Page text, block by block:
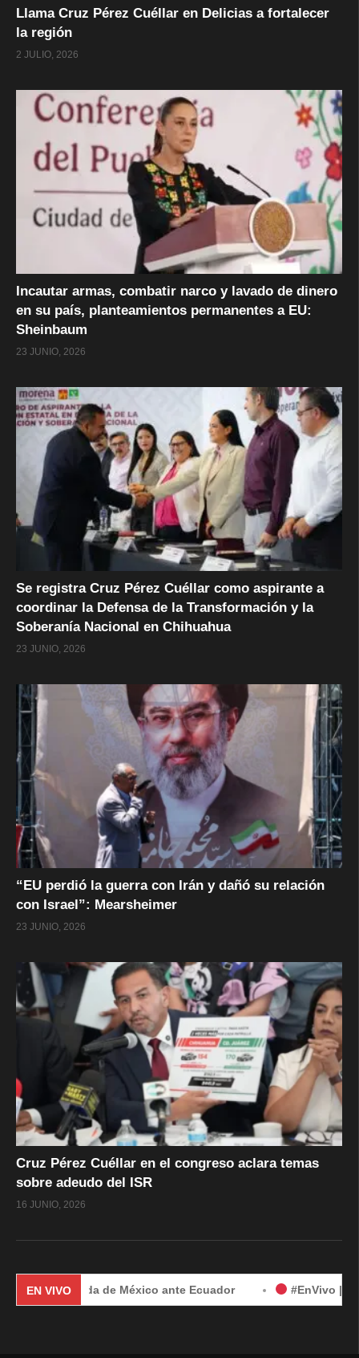
Llama Cruz Pérez Cuéllar en Delicias a fortalecer
la región
2 JULIO, 2026
Incautar armas, combatir narco y lavado de dinero
en su país, planteamientos permanentes a EU:
Sheinbaum
23 JUNIO, 2026
Se registra Cruz Pérez Cuéllar como aspirante a
coordinar la Defensa de la Transformación y la
Soberanía Nacional en Chihuahua
23 JUNIO, 2026
“EU perdió la guerra con Irán y dañó su relación
con Israel”: Mearsheimer
23 JUNIO, 2026
Cruz Pérez Cuéllar en el congreso aclara temas
sobre adeudo del ISR
16 JUNIO, 2026
EN VIVOde México ante Ecuador #EnVivo | Demanda